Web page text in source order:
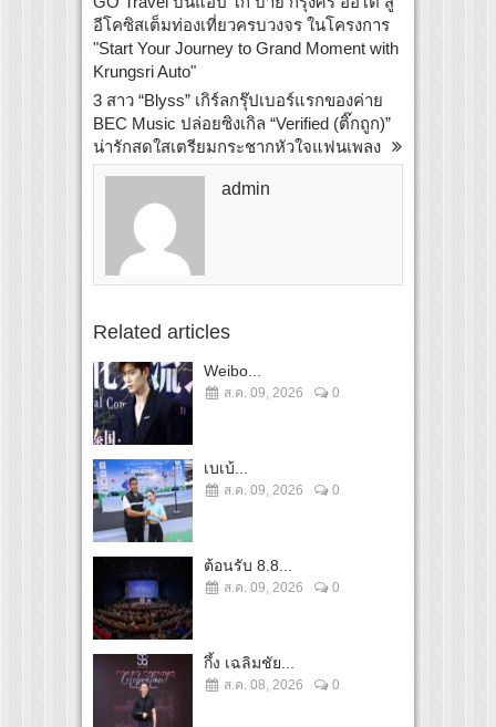
อีโคซิสเต็มท่องเที่ยวครบวงจร ในโครงการ
"Start Your Journey to Grand Moment with
Krungsri Auto"
3 สาว “Blyss” เกิร์ลกรุ๊ปเบอร์แรกของค่าย
BEC Music ปล่อยซิงเกิล “Verified (ติ๊กถูก)”
น่ารักสดใสเตรียมกระชากหัวใจแฟนเพลง
admin
Related articles
Weibo...
ส.ค. 09, 2026 0
เบเบ้...
ส.ค. 09, 2026 0
ต้อนรับ 8.8...
ส.ค. 09, 2026 0
กึ้ง เฉลิมชัย...
ส.ค. 08, 2026 0